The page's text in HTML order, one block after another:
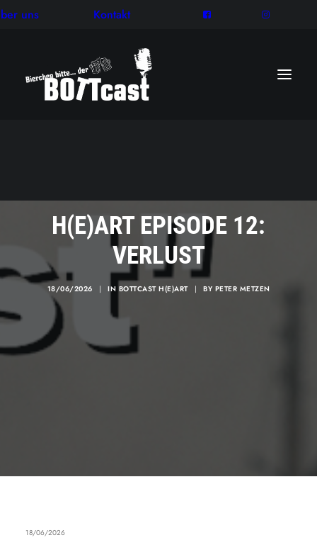
uns Kontakt
H(E)ART EPISODE 12:
VERLUST
18/06/2026 | IN BOTTCAST H(E)ART | BY PETER METZEN
18/06/2026